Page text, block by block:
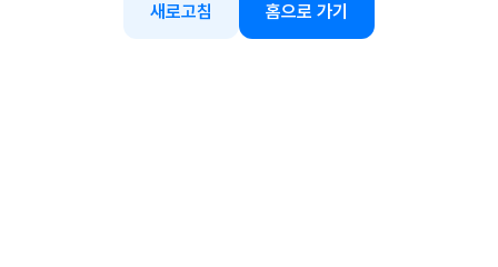
새로고침 홈으로 가기